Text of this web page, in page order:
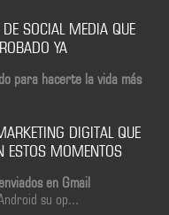
SOCIAL MEDIA QUE
YA
para hacerte la vida más
DIGITAL QUE
ESTOS MOMENTOS
en Gmail
su op...